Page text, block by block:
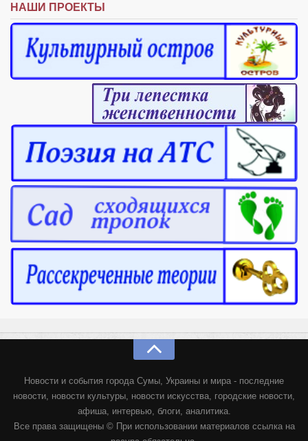
НАШИ ПРОЕКТЫ
Новости и события города Сумы, Украины и мира - последние
новости, новости культуры, новости искусства, городские новости,
афиша, интервью, блоги, аналитика.
Все права защищены © При использовании материалов ссылка на